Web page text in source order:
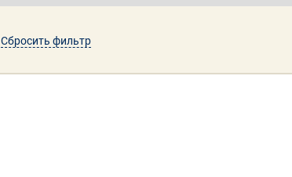
Сбросить фильтр